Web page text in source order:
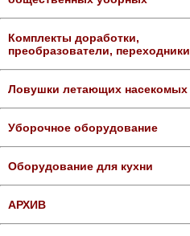
Комплекты доработки,
преобразователи, переходники
Ловушки летающих насекомых
Уборочное оборудование
Оборудование для кухни
АРХИВ